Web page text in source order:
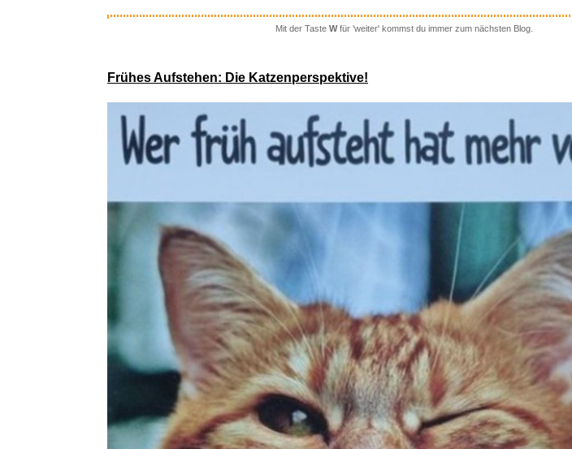
Anzeige
Simba 109231010 - Super Mario
...
Anzeige
Mit der Taste Wfür 'weiter' kommst du immer zum nächsten Blog.
Frühes Aufstehen: Die Katzenperspektive!